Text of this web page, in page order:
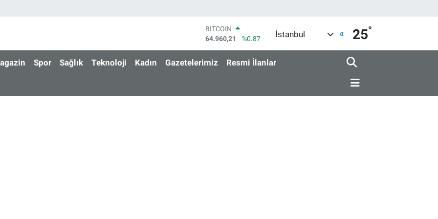
BITCOIN
64.960,21
%0.87
47,7436
%0.18
EURO
64,4811
%0.38
İstanbul 25°
Spor Sağlık Teknoloji Kadın Gazetelerimiz Resmi İlanlar